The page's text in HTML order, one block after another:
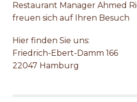
Restaurant Manager Ahmed
freuen sich auf Ihren Besuch
Hier finden Sie uns:
Friedrich-Ebert-Damm 166
22047 Hamburg